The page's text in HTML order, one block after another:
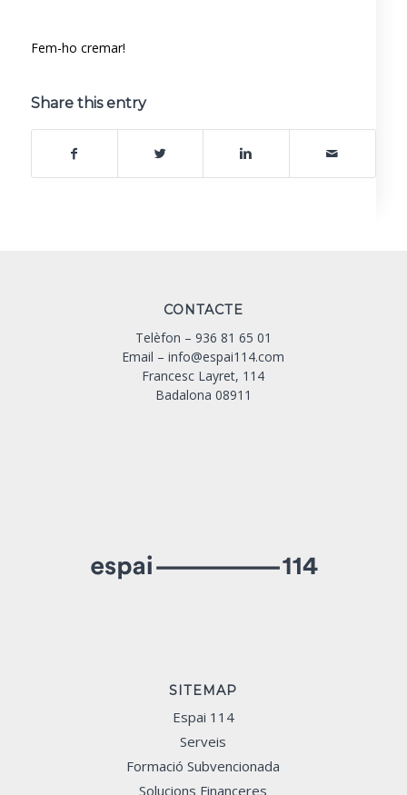
Fem-ho cremar!
Share this entry
CONTACTE
Telèfon – 936 81 65 01
Email –info@espai114.com
Francesc Layret, 114
Badalona 08911
SITEMAP
Espai 114
Serveis
Formació Subvencionada
Solucions Financeres